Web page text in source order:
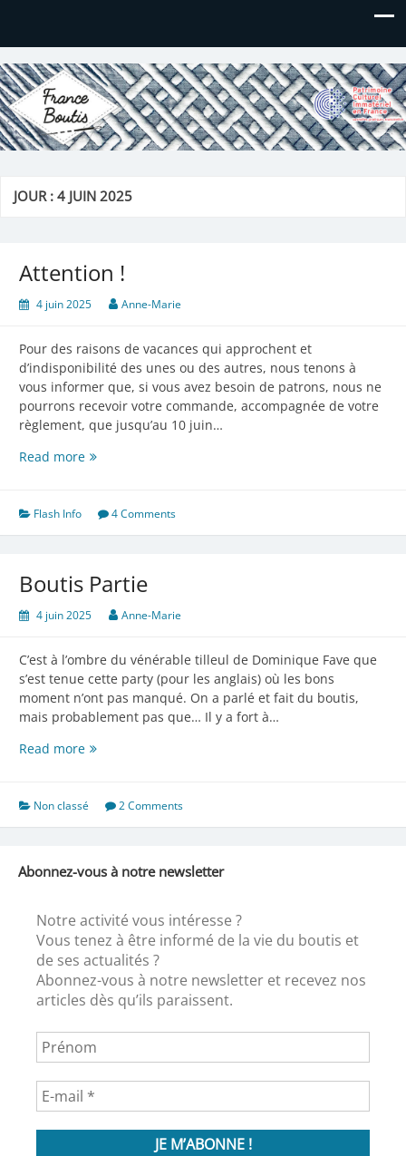
France Boutis
Le site de France Boutis
JOUR :4 JUIN 2025
Attention !
4 juin 2025 Anne-Marie
Pour des raisons de vacances qui approchent et
d’indisponibilité des unes ou des autres, nous tenons à
vous informer que, si vous avez besoin de patrons, nous ne
pourrons recevoir votre commande, accompagnée de votre
règlement, que jusqu’au 10 juin…
Read moreAttention
Flash Info 4 Comments
Boutis Partie
4 juin 2025 Anne-Marie
C’est à l’ombre du vénérable tilleul de Dominique Fave que
s’est tenue cette party (pour les anglais) où les bons
moment n’ont pas manqué. On a parlé et fait du boutis,
mais probablement pas que… Il y a fort à…
Read moreBoutis
Non classé 2 Comments
Abonnez-vous à notre newsletter
Notre activité vous intéresse ?
Vous tenez à être informé de la vie du boutis et
de ses actualités ?
Abonnez-vous à notre newsletter et recevez nos
articles dès qu’ils paraissent.